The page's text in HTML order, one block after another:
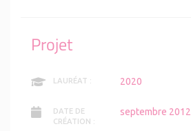
Projet
LAURÉAT : 2020
DATE DE
CRÉATION :
septembre 2012